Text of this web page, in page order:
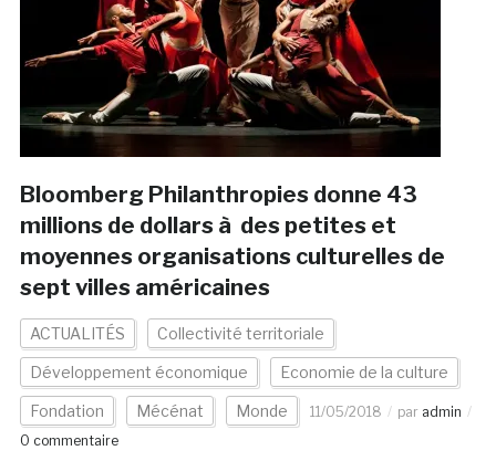
Bloomberg Philanthropies donne 43
millions de dollars à des petites et
moyennes organisations culturelles de
sept villes américaines
ACTUALITÉS Collectivité territoriale
Développement économique Economie de la culture
Fondation Mécénat Monde 11/05/2018 par admin
0 commentaire